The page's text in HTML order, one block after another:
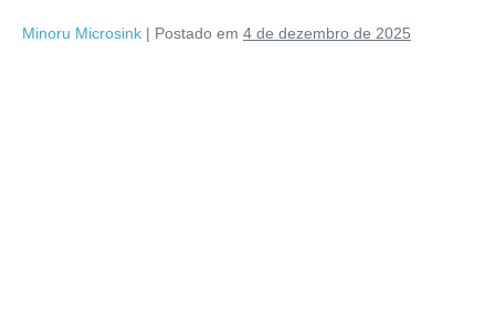
Minoru Microsink | Postado em 4 de dezembro de 2025